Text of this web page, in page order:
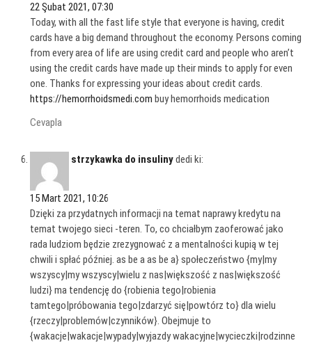
22 Şubat 2021, 07:30
Today, with all the fast life style that everyone is having, credit
cards have a big demand throughout the economy. Persons coming
from every area of life are using credit card and people who aren’t
using the credit cards have made up their minds to apply for even
one. Thanks for expressing your ideas about credit cards.
https://hemorrhoidsmedi.com buy hemorrhoids medication
Cevapla
strzykawka do insulinydedi ki:
15 Mart 2021, 10:26
Dzięki za przydatnych informacji na temat naprawy kredytu na
temat twojego sieci -teren. To, co chciałbym zaoferować jako
rada ludziom będzie zrezygnować z a mentalności kupią w tej
chwili i spłać później. as be a as be a} społeczeństwo {my|my
wszyscy|my wszyscy|wielu z nas|większość z nas|większość
ludzi} ma tendencję do {robienia tego|robienia
tamtego|próbowania tego|zdarzyć się|powtórz to} dla wielu
{rzeczy|problemów|czynników}. Obejmuje to
{wakacje|wakacje|wypady|wyjazdy wakacyjne|wycieczki|rodzinne